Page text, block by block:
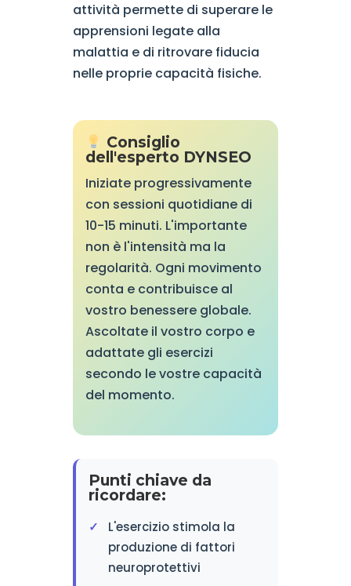
attività permette di superare le
apprensioni legate alla
malattia e di ritrovare fiducia
nelle proprie capacità fisiche.
Consiglio
dell'esperto DYNSEO
Iniziate progressivamente
con sessioni quotidiane di
10-15 minuti. L'importante
non è l'intensità ma la
regolarità. Ogni movimento
conta e contribuisce al
vostro benessere globale.
Ascoltate il vostro corpo e
adattate gli esercizi
secondo le vostre capacità
del momento.
Punti chiave da
ricordare:
L'esercizio stimola la
produzione di fattori
neuroprotettivi